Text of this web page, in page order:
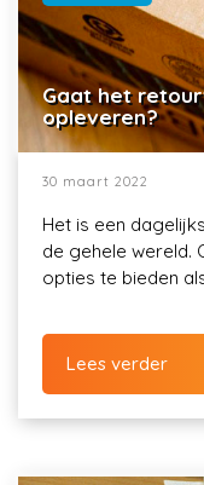
Gaat het
opleveren?
30 maart 2022
Het is een
de gehele wereld.
opties te bieden
Lees verder